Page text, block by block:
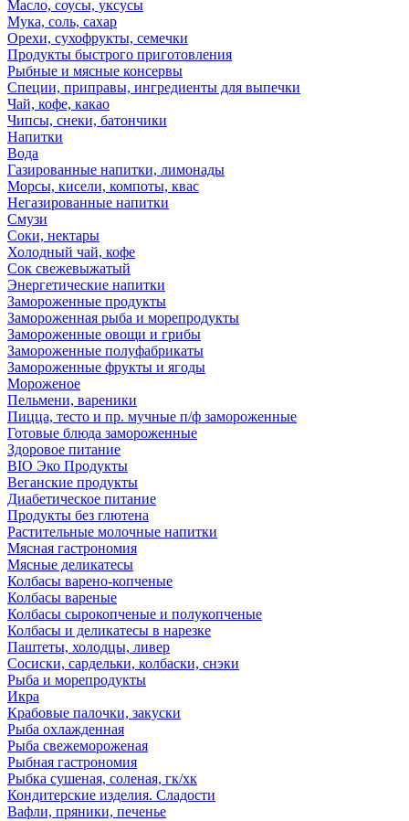
Масло, соусы, уксусы
Мука, соль, сахар
Орехи, сухофрукты, семечки
Продукты быстрого приготовления
Рыбные и мясные консервы
Специи, приправы, ингредиенты для выпечки
Чай, кофе, какао
Чипсы, снеки, батончики
Напитки
Вода
Газированные напитки, лимонады
Морсы, кисели, компоты, квас
Негазированные напитки
Смузи
Соки, нектары
Холодный чай, кофе
Сок свежевыжатый
Энергетические напитки
Замороженные продукты
Замороженная рыба и морепродукты
Замороженные овощи и грибы
Замороженные полуфабрикаты
Замороженные фрукты и ягоды
Мороженое
Пельмени, вареники
Пицца, тесто и пр. мучные п/ф замороженные
Готовые блюда замороженные
Здоровое питание
BIO Эко Продукты
Веганские продукты
Диабетическое питание
Продукты без глютена
Растительные молочные напитки
Мясная гастрономия
Мясные деликатесы
Колбасы варено-копченые
Колбасы вареные
Колбасы сырокопченые и полукопченые
Колбасы и деликатесы в нарезке
Паштеты, холодцы, ливер
Сосиски, сардельки, колбаски, снэки
Рыба и морепродукты
Икра
Крабовые палочки, закуски
Рыба охлажденная
Рыба свежемороженая
Рыбная гастрономия
Рыбка сушеная, соленая, гк/хк
Кондитерские изделия. Сладости
Вафли, пряники, печенье